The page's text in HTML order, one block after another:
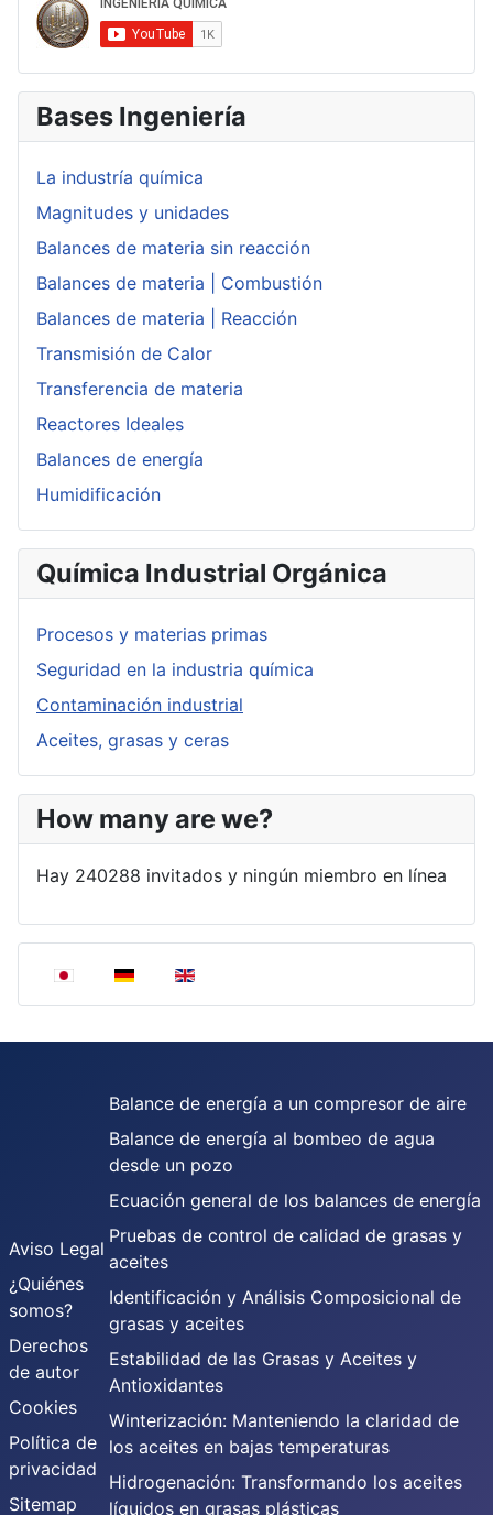
Bases Ingeniería
La industría química
Magnitudes y unidades
Balances de materia sin reacción
Balances de materia | Combustión
Balances de materia | Reacción
Transmisión de Calor
Transferencia de materia
Reactores Ideales
Balances de energía
Humidificación
Química Industrial Orgánica
Procesos y materias primas
Seguridad en la industria química
Contaminación industrial
Aceites, grasas y ceras
How many are we?
Hay 240288 invitados y ningún miembro en línea
Seleccione su idioma
Aviso Legal
¿Quiénes
somos?
Derechos
de autor
Cookies
Política de
privacidad
Sitemap
Balance de energía a un compresor de aire
Balance de energía al bombeo de agua
desde un pozo
Ecuación general de los balances de energía
Pruebas de control de calidad de grasas y
aceites
Identificación y Análisis Composicional de
grasas y aceites
Estabilidad de las Grasas y Aceites y
Antioxidantes
Winterización: Manteniendo la claridad de
los aceites en bajas temperaturas
Hidrogenación: Transformando los aceites
líquidos en grasas plásticas